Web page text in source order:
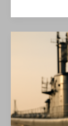
Atlantik
und
McKinley